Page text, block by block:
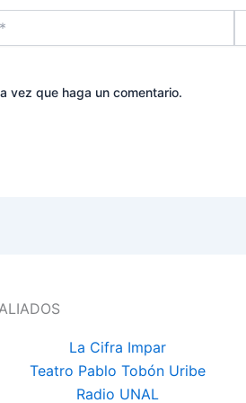
vez que haga un comentario.
ALIADOS
La Cifra Impar
Teatro Pablo Tobón Uribe
Radio UNAL